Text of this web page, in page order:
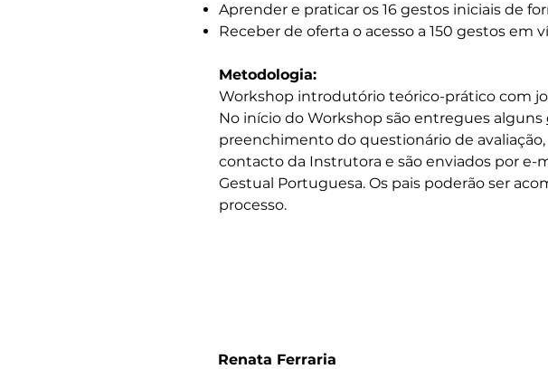
Aprender e praticar os 16 gestos iniciais de
Receber de oferta o acesso a 150 gestos em
Metodologia:
Workshop introdutório teórico-prático com
No início do Workshop são entregues alguns
preenchimento do questionário de
contacto da Instrutora e são enviados por e-
Gestual Portuguesa. Os pais poderão ser
processo.
Renata Ferraria